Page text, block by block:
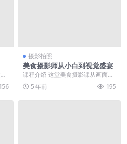
156
摄影拍照
美食摄影师从小白到视觉盛宴
课程介绍 这堂美食摄影课从画面的
设计开始，带领各位使用一台简单
的相机，拍摄出令人...
5 年前 195